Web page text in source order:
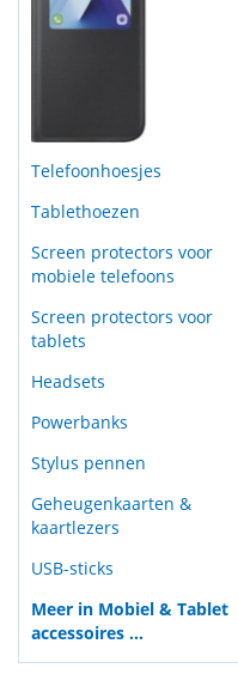
Telefoonhoesjes
Tablethoezen
Screen protectors voor
mobiele telefoons
Screen protectors voor
tablets
Headsets
Powerbanks
Stylus pennen
Geheugenkaarten &
kaartlezers
USB-sticks
Meer in Mobiel & Tablet
accessoires ...